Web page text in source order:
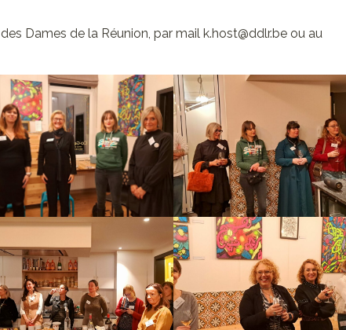
des Dames de la Réunion, par mail k.host@ddlr.be ou au